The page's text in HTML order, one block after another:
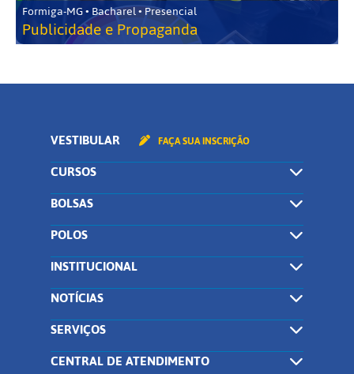
Formiga-MG • Bacharel • Presencial
Publicidade e Propaganda
VESTIBULAR FAÇA SUA INSCRIÇÃO
CURSOS
BOLSAS
POLOS
INSTITUCIONAL
NOTÍCIAS
SERVIÇOS
CENTRAL DE ATENDIMENTO